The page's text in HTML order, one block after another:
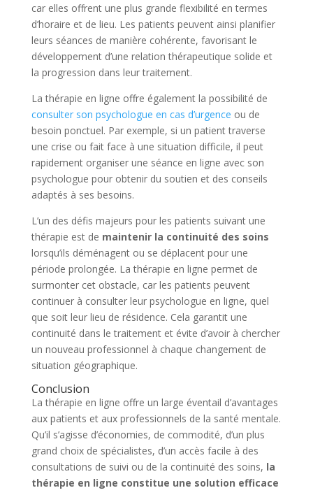
car elles offrent une plus grande flexibilité en termes
d’horaire et de lieu. Les patients peuvent ainsi planifier
leurs séances de manière cohérente, favorisant le
développement d’une relation thérapeutique solide et
la progression dans leur traitement.
La thérapie en ligne offre également la possibilité de
consulter son psychologue en cas d’urgence ou de
besoin ponctuel. Par exemple, si un patient traverse
une crise ou fait face à une situation difficile, il peut
rapidement organiser une séance en ligne avec son
psychologue pour obtenir du soutien et des conseils
adaptés à ses besoins.
L’un des défis majeurs pour les patients suivant une
thérapie est de maintenir la continuité des soins
lorsqu’ils déménagent ou se déplacent pour une
période prolongée. La thérapie en ligne permet de
surmonter cet obstacle, car les patients peuvent
continuer à consulter leur psychologue en ligne, quel
que soit leur lieu de résidence. Cela garantit une
continuité dans le traitement et évite d’avoir à chercher
un nouveau professionnel à chaque changement de
situation géographique.
Conclusion
La thérapie en ligne offre un large éventail d’avantages
aux patients et aux professionnels de la santé mentale.
Qu’il s’agisse d’économies, de commodité, d’un plus
grand choix de spécialistes, d’un accès facile à des
consultations de suivi ou de la continuité des soins, la
thérapie en ligne constitue une solution efficace